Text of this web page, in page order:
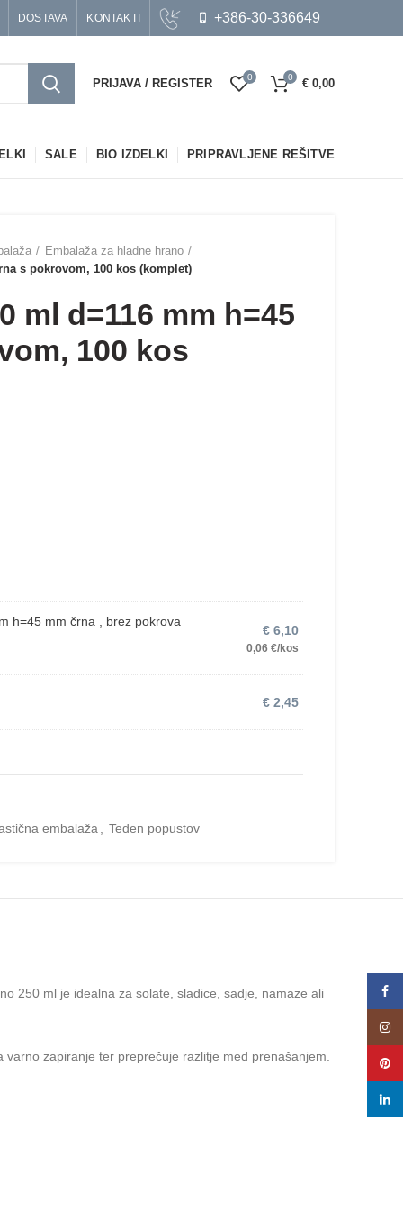
DOSTAVA KONTAKTI +386-30-336649
PRIJAVA / REGISTER 0 0 € 0,00
SALE BIO IZDELKI PRIPRAVLJENE REŠITVE
Embalaža za hladne hrano
s pokrovom, 100 kos (komplet)
ml d=116 mm h=45
100 kos
h=45 mm črna , brez pokrova
€ 6,10
0,06 €/kos
€ 2,45
embalaža Teden popustov
250 ml je idealna za solate, sladice, sadje, namaze ali
zapiranje ter preprečuje razlitje med prenašanjem.